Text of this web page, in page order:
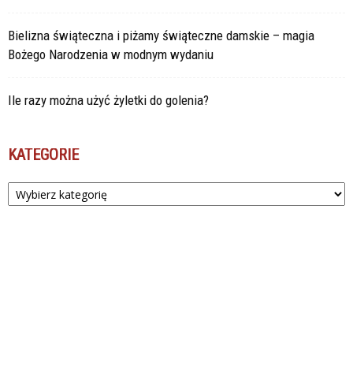
Bielizna świąteczna i piżamy świąteczne damskie – magia
Bożego Narodzenia w modnym wydaniu
Ile razy można użyć żyletki do golenia?
KATEGORIE
Kategorie